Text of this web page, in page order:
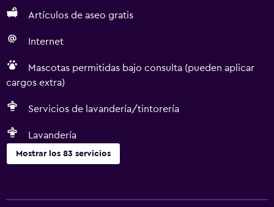
Artículos de aseo gratis
Internet
Mascotas permitidas bajo consulta (pueden aplicar
cargos extra)
Servicios de lavandería/tintorería
Lavandería
Mostrar los 83 servicios
Habitaciones familiares